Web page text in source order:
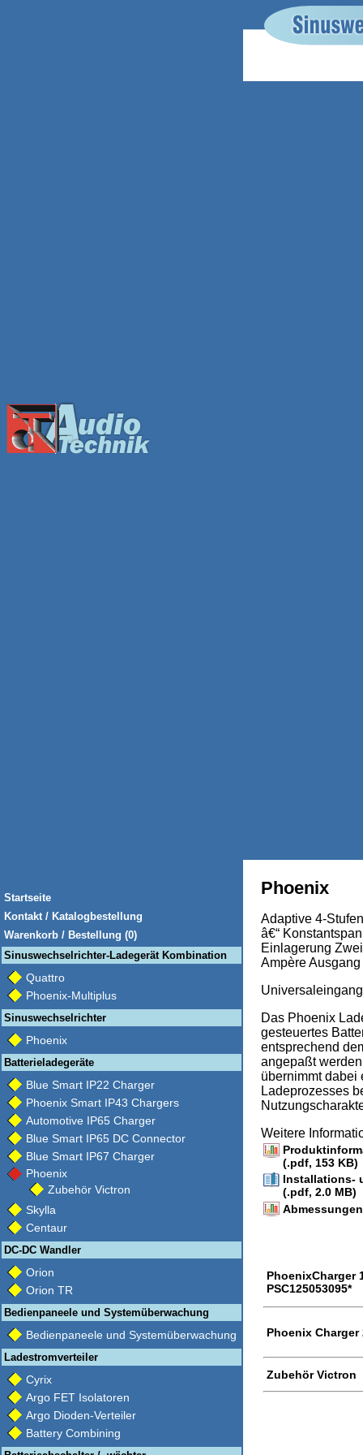
Startseite
Kontakt / Katalogbestellung
Warenkorb / Bestellung (0)
Sinuswechselrichter-Ladegerät Kombination
Quattro
Phoenix-Multiplus
Sinuswechselrichter
Phoenix
Batterieladegeräte
Blue Smart IP22 Charger
Phoenix Smart IP43 Chargers
Automotive IP65 Charger
Blue Smart IP65 DC Connector
Blue Smart IP67 Charger
Phoenix
Zubehör Victron
Skylla
Centaur
DC-DC Wandler
Orion
Orion TR
Bedienpaneele und Systemüberwachung
Bedienpaneele und Systemüberwachung
Ladestromverteiler
Cyrix
Argo FET Isolatoren
Argo Dioden-Verteiler
Battery Combining
Phoenix
Adaptive 4-
â€“
Einlagerung
Ampère Ausgang
Das Phoenix
gesteuertes
entsprechend
angepaßt
übernimmt dabei
Ladeprozesses
Weitere
(.pdf, 153 KB)
Installations-
(.pdf, 2.0 MB)
PhoenixCharger
PSC125053095*
Phoenix Charger
Zubehör Victron